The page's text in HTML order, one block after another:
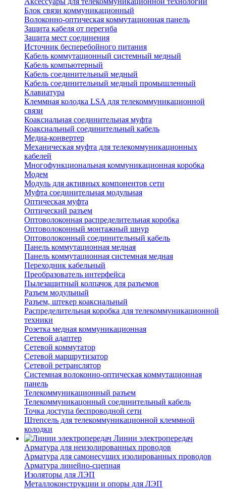
Блок связи коммуникационный
Волоконно-оптическая коммутационная панель
Защита кабеля от перегиба
Защита мест соединения
Источник бесперебойного питания
Кабель коммутационный системный медный
Кабель компьютерный
Кабель соединительный медный
Кабель соединительный медный промышленный
Клавиатура
Клеммная колодка LSA для телекоммуникационной
связи
Коаксиальная соединительная муфта
Коаксиальный соединительный кабель
Медиа-конвертер
Механическая муфта для телекоммуникационных
кабелей
Многофункциональная коммуникационная коробка
Модем
Модуль для активных компонентов сети
Муфта соединительная модульная
Оптическая муфта
Оптический разъем
Оптоволоконная распределительная коробка
Оптоволоконный монтажный шнур
Оптоволоконный соединительный кабель
Панель коммутационная медная
Панель коммутационная системная медная
Переходник кабельный
Преобразователь интерфейса
Пылезащитный колпачок для разъемов
Разъем модульный
Разъем, штекер коаксиальный
Распределительная коробка для телекоммуникационной
техники
Розетка медная коммуникационная
Сетевой адаптер
Сетевой коммутатор
Сетевой маршрутизатор
Сетевой ретранслятор
Системная волоконно-оптическая коммутационная
панель
Телекоммуникационный разъем
Телекоммуникацонный соединительный кабель
Точка доступа беспроводной сети
Штепсель для телекоммуникационной клеммной
колодки
Линии электропередач
Арматура для неизолированных проводов
Арматура для самонесущих изолированных проводов
Арматура линейно-сцепная
Изоляторы для ЛЭП
Металлоконструкции и опоры для ЛЭП